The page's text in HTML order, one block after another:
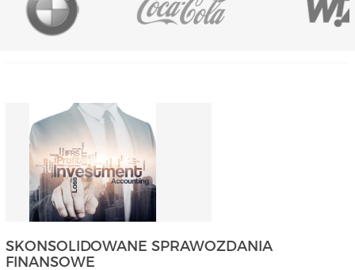
SKONSOLIDOWANE SPRAWOZDANIA
FINANSOWE